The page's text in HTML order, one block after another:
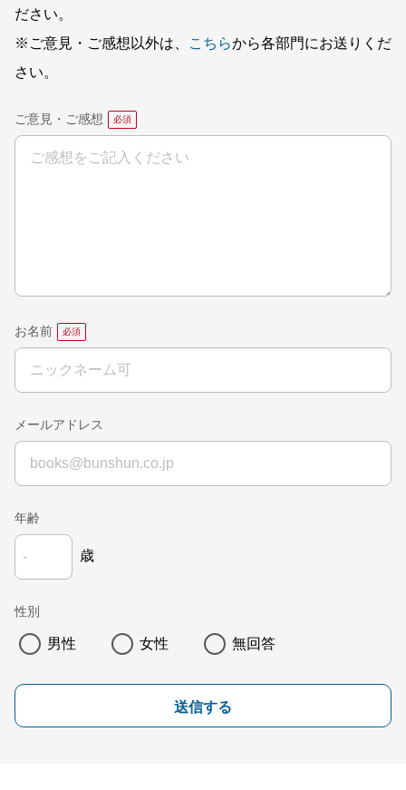
ださい。
※ご意見・ご感想以外は、
こちらから各部門にお送りくだ
さい。
ご意見・ご感想
お名前
メールアドレス
年齢
歳
性別
男性 女性 無回答
送信する